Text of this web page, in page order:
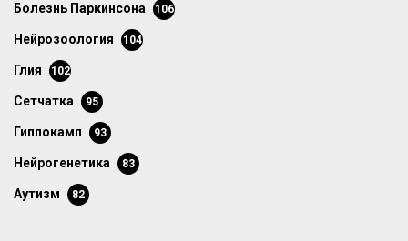
болезнь Паркинсона 106
нейрозоология 104
глия 102
сетчатка 95
гиппокамп 93
нейрогенетика 83
аутизм 82